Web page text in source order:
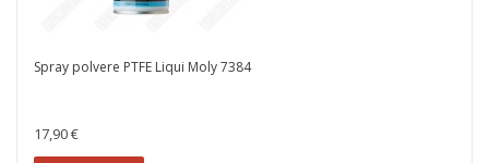
Spray polvere PTFE Liqui Moly 7384
17,90 €